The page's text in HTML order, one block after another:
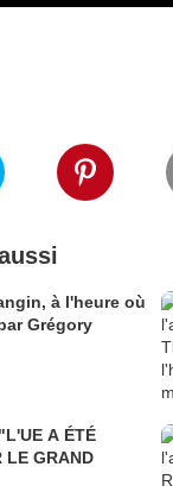
à l'heure où
Grégory
A ÉTÉ
LE GRAND